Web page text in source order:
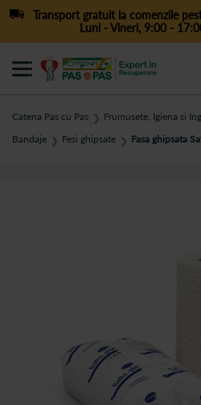
Transport gratuit la comenzile
Luni - Vineri, 9:00 -
Catena Pas cu Pas ❯ Frumusete, Igiena si
Bandaje ❯ Fesi ghipsate ❯ Fasa ghipsata